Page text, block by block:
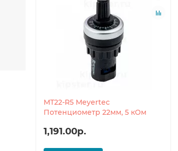
MT22-R5 Meyertec
Потенциометр 22мм, 5 кОм
1,191.00р.